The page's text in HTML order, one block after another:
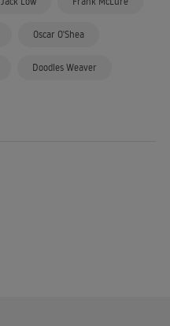
Oscar O'Shea
Doodles Weaver